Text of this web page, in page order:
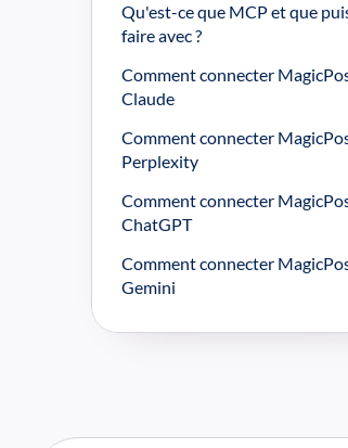
Qu'est-ce que MCP et que
faire avec ?
Comment connecter
Claude
Comment connecter
Perplexity
Comment connecter
ChatGPT
Comment connecter
Gemini